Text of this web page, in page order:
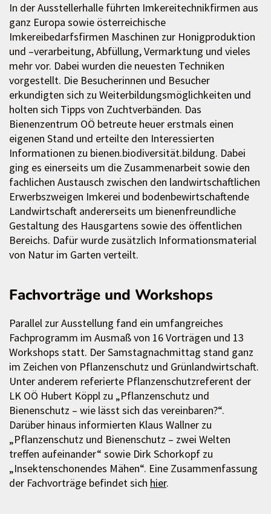
In der Ausstellerhalle führten Imkereitechnikfirmen aus
ganz Europa sowie österreichische
Imkereibedarfsfirmen Maschinen zur Honigproduktion
und –verarbeitung, Abfüllung, Vermarktung und vieles
mehr vor. Dabei wurden die neuesten Techniken
vorgestellt. Die Besucherinnen und Besucher
erkundigten sich zu Weiterbildungsmöglichkeiten und
holten sich Tipps von Zuchtverbänden. Das
Bienenzentrum OÖ betreute heuer erstmals einen
eigenen Stand und erteilte den Interessierten
Informationen zu bienen.biodiversität.bildung. Dabei
ging es einerseits um die Zusammenarbeit sowie den
fachlichen Austausch zwischen den landwirtschaftlichen
Erwerbszweigen Imkerei und bodenbewirtschaftende
Landwirtschaft andererseits um bienenfreundliche
Gestaltung des Hausgartens sowie des öffentlichen
Bereichs. Dafür wurde zusätzlich Informationsmaterial
von Natur im Garten verteilt.
Fachvorträge und Workshops
Parallel zur Ausstellung fand ein umfangreiches
Fachprogramm im Ausmaß von 16 Vorträgen und 13
Workshops statt. Der Samstagnachmittag stand ganz
im Zeichen von Pflanzenschutz und Grünlandwirtschaft.
Unter anderem referierte Pflanzenschutzreferent der
LK OÖ Hubert Köppl zu „Pflanzenschutz und
Bienenschutz – wie lässt sich das vereinbaren?“.
Darüber hinaus informierten Klaus Wallner zu
„Pflanzenschutz und Bienenschutz – zwei Welten
treffen aufeinander“ sowie Dirk Schorkopf zu
„Insektenschonendes Mähen“. Eine Zusammenfassung
der Fachvorträge befindet sich hier.